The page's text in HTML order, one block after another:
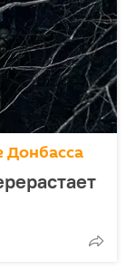
Донбасса